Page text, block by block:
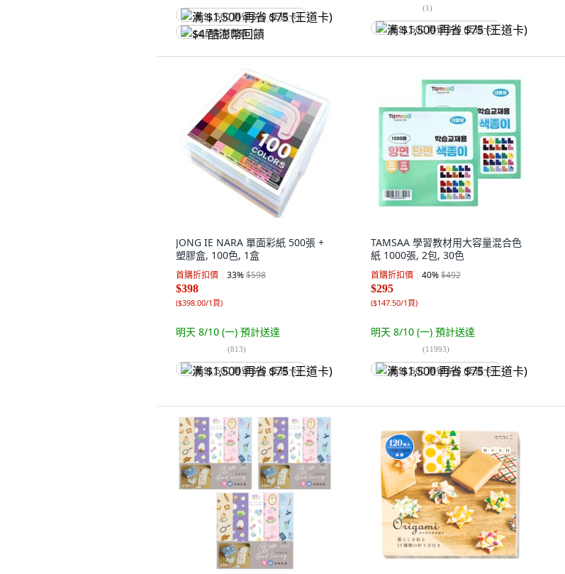
满 $1,500 再省 $75 (王道卡)
$4 酷澎幣回饋
(1)
满 $1,500 再省 $75 (王道卡)
JONG IE NARA 單面彩紙 500張 +
塑膠盒, 100色, 1盒
首購折扣價 33%$598
$398
($398.00/1頁)
明天 8/10 (一) 預計送達
(813)
满 $1,500 再省 $75 (王道卡)
TAMSAA 學習教材用大容量混合色
紙 1000張, 2包, 30色
首購折扣價 40%$492
$295
($147.50/1頁)
明天 8/10 (一) 預計送達
(11993)
满 $1,500 再省 $75 (王道卡)